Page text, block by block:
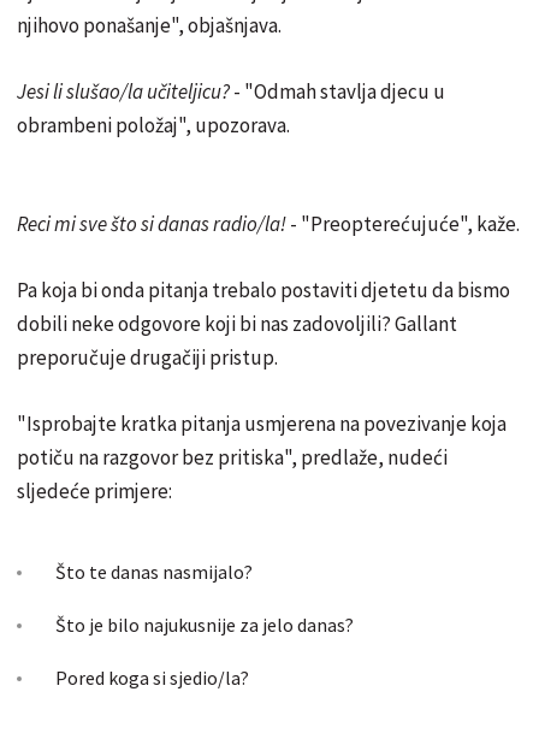
njihovo ponašanje", objašnjava.
Jesi li slušao/la učiteljicu?- "Odmah stavlja djecu u
obrambeni položaj", upozorava.
Reci mi sve što si danas radio/la!- "Preopterećujuće", kaže.
Pa koja bi onda pitanja trebalo postaviti djetetu da bismo
dobili neke odgovore koji bi nas zadovoljili? Gallant
preporučuje drugačiji pristup.
"Isprobajte kratka pitanja usmjerena na povezivanje koja
potiču na razgovor bez pritiska", predlaže, nudeći
sljedeće primjere:
Što te danas nasmijalo?
Što je bilo najukusnije za jelo danas?
Pored koga si sjedio/la?